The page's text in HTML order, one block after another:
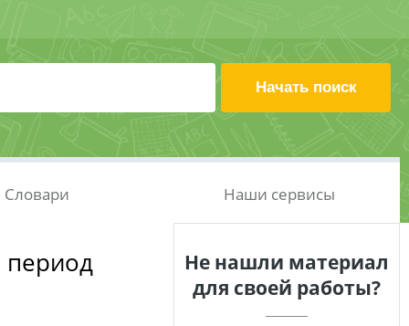
Словари Наши сервисы
период
Не нашли материал
для своей работы?